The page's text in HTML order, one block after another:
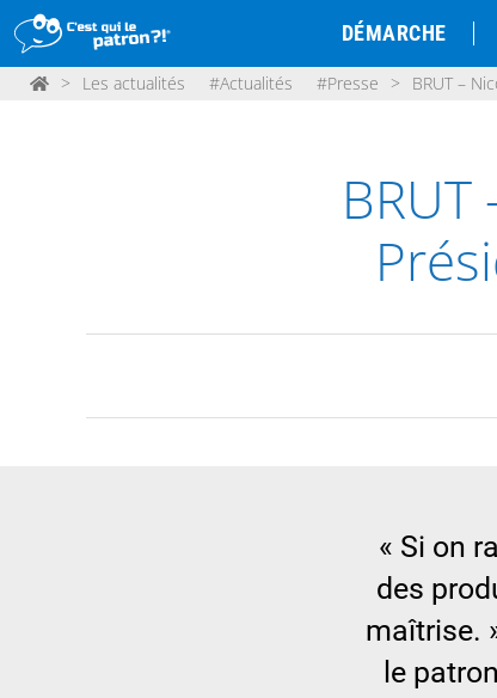
DÉMARCHE
> Les actualités #Actualités #Presse > BRUT –
« Si on
des
maîtrise.
le